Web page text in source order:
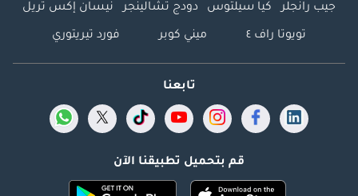
جيب رانجلر كيا سيلتوس دودج تشالينجر نيسان إكس تريل
تويوتا راف ٤ ميني كوبر فورد تيريتوري
تابعنا
قم بتحميل تطبيقنا الآن